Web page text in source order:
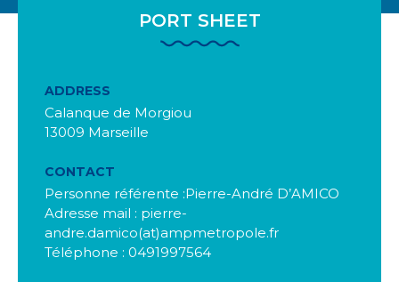
PORT SHEET
ADDRESS
Calanque de Morgiou
13009 Marseille
CONTACT
Personne référente :Pierre-André D’AMICO
Adresse mail : pierre-
andre.damico(at)ampmetropole.fr
Téléphone : 0491997564